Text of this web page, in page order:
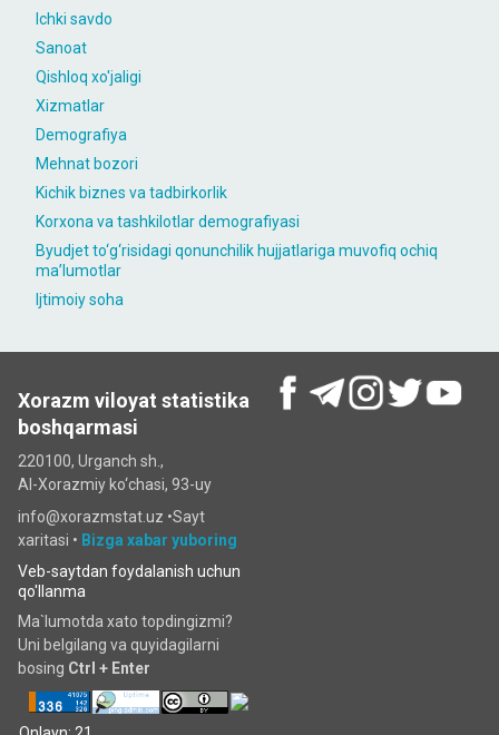
Ichki savdo
Sanoat
Qishloq xo'jaligi
Xizmatlar
Demografiya
Mehnat bozori
Kichik biznes va tadbirkorlik
Korxona va tashkilotlar demografiyasi
Byudjet to‘g‘risidagi qonunchilik hujjatlariga muvofiq ochiq
maʼlumotlar
Ijtimoiy soha
Xorazm viloyat statistika
boshqarmasi
220100, Urganch sh.,
Al-Xorazmiy ko‘chаsi, 93-uy
info@xorazmstat.uz •Sayt
xaritasi • Bizga xabar yuboring
Veb-saytdan foydalanish uchun
qo'llanma
Ma`lumotda xato topdingizmi?
Uni belgilang va quyidagilarni
bosing Ctrl + Enter